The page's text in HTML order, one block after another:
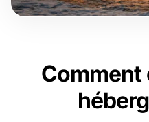
Comment